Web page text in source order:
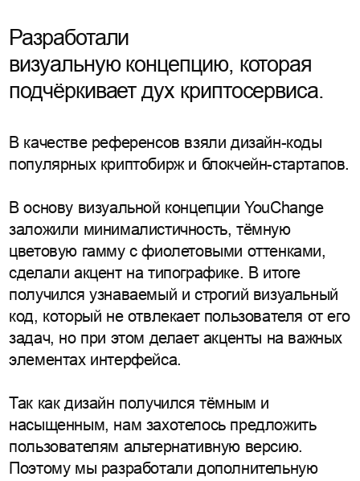
Разработали
визуальную концепцию, которая
подчёркивает дух криптосервиса.
В качестве референсов взяли дизайн-коды
популярных криптобирж и блокчейн-стартапов.
В основу визуальной концепции YouChange
заложили минималистичность, тёмную
цветовую гамму с фиолетовыми оттенками,
сделали акцент на типографике. В итоге
получился узнаваемый и строгий визуальный
код, который не отвлекает пользователя от его
задач, но при этом делает акценты на важных
элементах интерфейса.
Так как дизайн получился тёмным и
насыщенным, нам захотелось предложить
пользователям альтернативную версию.
Поэтому мы разработали дополнительную